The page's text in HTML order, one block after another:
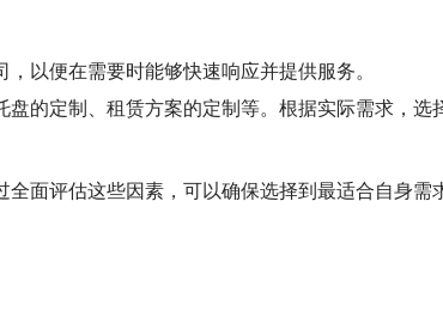
以便在需要时能够快速响应并提供服务。
盘的定制、租赁方案的定制等。根据实际需求，选
面评估这些因素，可以确保选择到最适合自身需